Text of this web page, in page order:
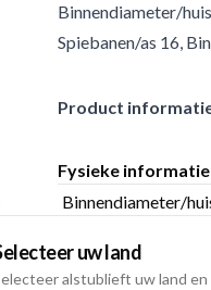
Binnendiameter/
Spiebanen/as 16,
Product
Fysieke informatie
Binnendiameter/
uw land
alstublieft uw land